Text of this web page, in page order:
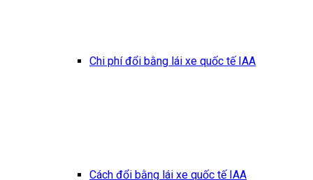
Chi phí đổi bằng lái xe quốc tế IAA
Cách đổi bằng lái xe quốc tế IAA